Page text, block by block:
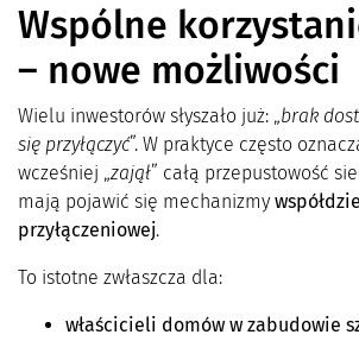
Wspólne
– nowe możliwości
Wielu inwestorów słyszało już: „brak
się przyłączyć”. W praktyce często
wcześniej „zajął” całą przepustowość
mają pojawić się mechanizmy
przyłączeniowej.
To istotne zwłaszcza dla:
właścicieli domów w zabudowie